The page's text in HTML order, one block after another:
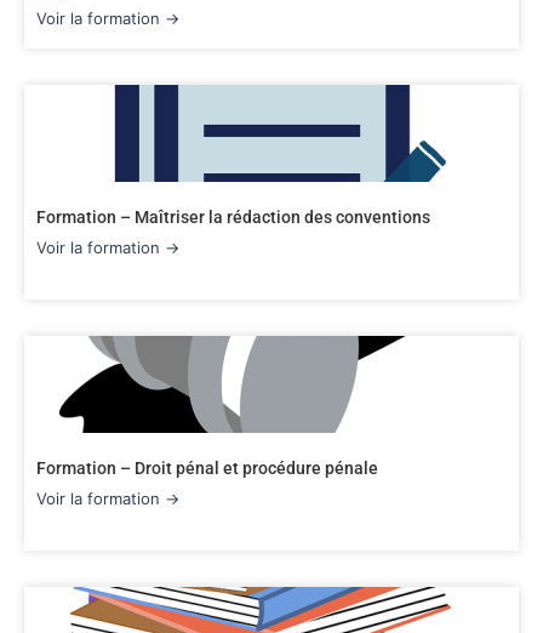
Voir la formation →
Formation – Maîtriser la rédaction des conventions
Voir la formation →
Formation – Droit pénal et procédure pénale
Voir la formation →